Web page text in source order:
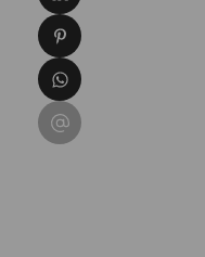
Condividi su
Condividi su
Condividi su